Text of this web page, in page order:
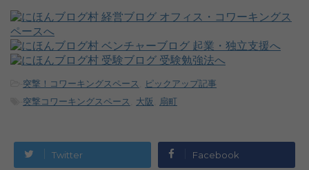
突撃！コワーキングスペース
ピックアップ記事
突撃コワーキングスペース 大阪 扇町
Twitter Facebook